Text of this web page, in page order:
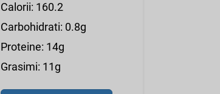
Calorii: 160.2
Carbohidrati: 0.8g
Proteine: 14g
Grasimi: 11g